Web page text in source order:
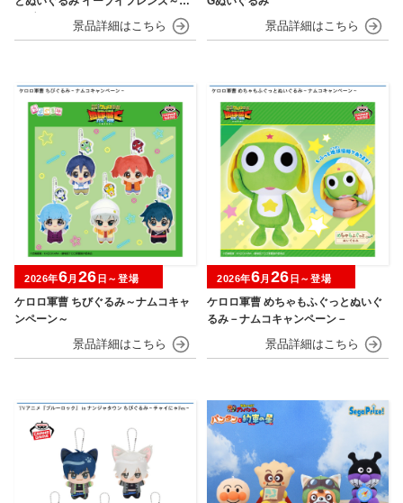
ーブイ～おひるねver.
ケロロ軍曹 ちびぐるみ～ナムコキャ
ンペーン～
2026年6月 26 日～登場
ケロロ軍曹 めちゃもふぐっとぬいぐ
るみ－ナムコキャンペーン－
2026年6月 26 日～登場